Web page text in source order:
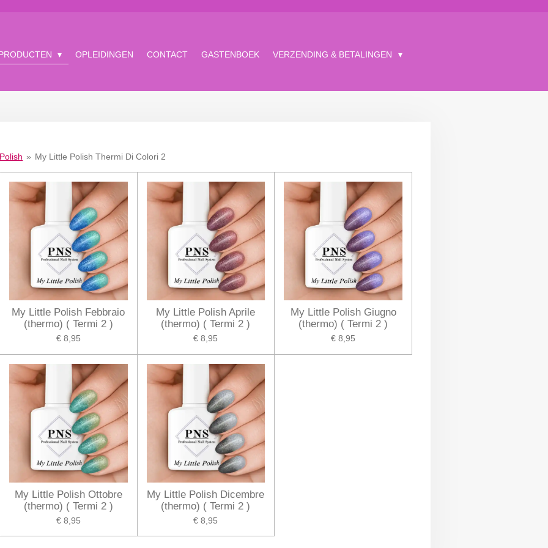
OPLEIDINGEN CONTACT GASTENBOEK VERZENDING & BETALINGEN
» My Little Polish Thermi Di Colori 2
My Little Polish Febbraio
(thermo) ( Termi 2 )
€ 8,95
My Little Polish Aprile
(thermo) ( Termi 2 )
€ 8,95
My Little Polish Giugno
(thermo) ( Termi 2 )
€ 8,95
My Little Polish Ottobre
(thermo) ( Termi 2 )
€ 8,95
My Little Polish Dicembre
(thermo) ( Termi 2 )
€ 8,95